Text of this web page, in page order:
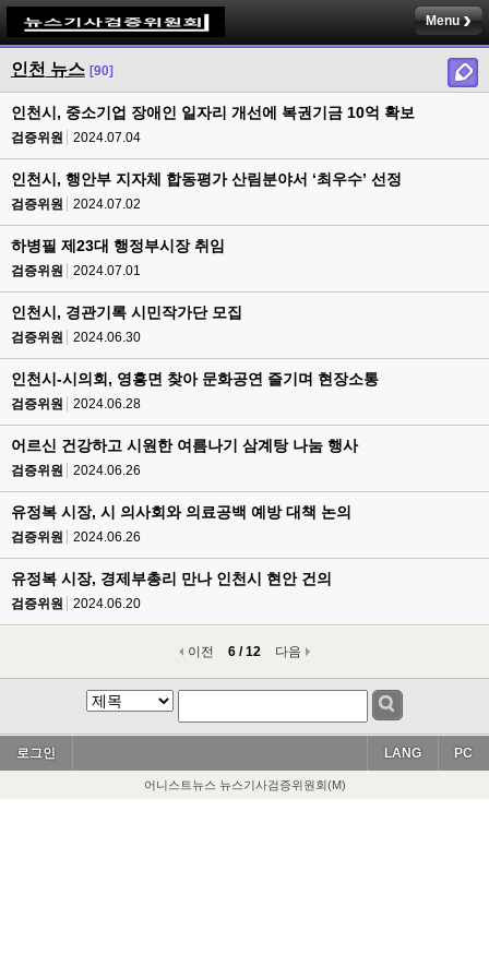
Menu
인천 뉴스 [90]
인천시, 중소기업 장애인 일자리 개선에 복권기금 10억 확보
검증위원 2024.07.04
인천시, 행안부 지자체 합동평가 산림분야서 ‘최우수’ 선정
검증위원 2024.07.02
하병필 제23대 행정부시장 취임
검증위원 2024.07.01
인천시, 경관기록 시민작가단 모집
검증위원 2024.06.30
인천시-시의회, 영흥면 찾아 문화공연 즐기며 현장소통
검증위원 2024.06.28
어르신 건강하고 시원한 여름나기 삼계탕 나눔 행사
검증위원 2024.06.26
유정복 시장, 시 의사회와 의료공백 예방 대책 논의
검증위원 2024.06.26
유정복 시장, 경제부총리 만나 인천시 현안 건의
검증위원 2024.06.20
이전 6 / 12 다음
로그인 PC
LANG
어니스트뉴스 뉴스기사검증위원회(M)